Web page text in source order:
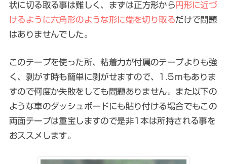
状に切る取る事は難しく 、まずは正方形から円形に近づ
けるように六角形のような形に端を切り取るだけで問題
はありませんでした。
このテープを使った所、粘着力が付属のテープよりも強
く、剥がす時も簡単に剥がせますので、1.5mもありま
すので何度か失敗をしても問題ありません。また以下の
ような車のダッシュボードにも貼り付ける場合でもこの
両面テープは重宝しますので是非1本は所持される事を
おススメします。